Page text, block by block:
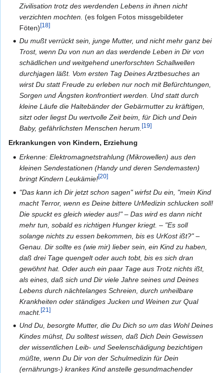
Zivilisation trotz des werdenden Lebens in ihnen nicht
verzichten mochten. (es folgen Fotos missgebildeter
Föten)[18]
Du mußt verrückt sein, junge Mutter, und nicht mehr ganz bei
Trost, wenn Du von nun an das werdende Leben in Dir von
schädlichen und weitgehend unerforschten Schallwellen
durchjagen läßt. Vom ersten Tag Deines Arztbesuches an
wirst Du statt Freude zu erleben nur noch mit Befürchtungen,
Sorgen und Ängsten konfrontiert werden. Und statt durch
kleine Läufe die Haltebänder der Gebärmutter zu kräftigen,
sitzt oder liegst Du wertvolle Zeit beim, für Dich und Dein
Baby, gefährlichsten Menschen herum.[19]
Erkrankungen von Kindern, Erziehung
Erkenne: Elektromagnetstrahlung (Mikrowellen) aus den
kleinen Sendestationen (Handy und deren Sendemasten)
bringt Kindern Leukämie![20]
"Das kann ich Dir jetzt schon sagen" wirfst Du ein, "mein Kind
macht Terror, wenn es Deine bittere UrMedizin schlucken soll!
Die spuckt es gleich wieder aus!" – Das wird es dann nicht
mehr tun, sobald es richtigen Hunger kriegt. – "Es soll
solange nichts zu essen bekommen, bis es UrKost ißt?" –
Genau. Dir sollte es (wie mir) lieber sein, ein Kind zu haben,
daß drei Tage quengelt oder auch tobt, bis es sich dran
gewöhnt hat. Oder auch ein paar Tage aus Trotz nichts ißt,
als eines, daß sich und Dir viele Jahre seines und Deines
Lebens durch nächtelanges Schreien, durch unheilbare
Krankheiten oder ständiges Jucken und Weinen zur Qual
macht.[21]
Und Du, besorgte Mutter, die Du Dich so um das Wohl Deines
Kindes mühst, Du solltest wissen, daß Dich Dein Gewissen
der wissentlichen Leib- und Seelenschädigung bezichtigen
müßte, wenn Du Dir von der Schulmedizin für Dein
(ernährungs-) krankes Kind anstelle gesundmachender